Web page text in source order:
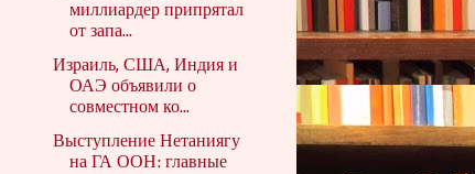
миллиардер припрятал
от запа...
Израиль, США, Индия и
ОАЭ объявили о
совместном ко...
Выступление Нетаниягу
на ГА ООН: главные